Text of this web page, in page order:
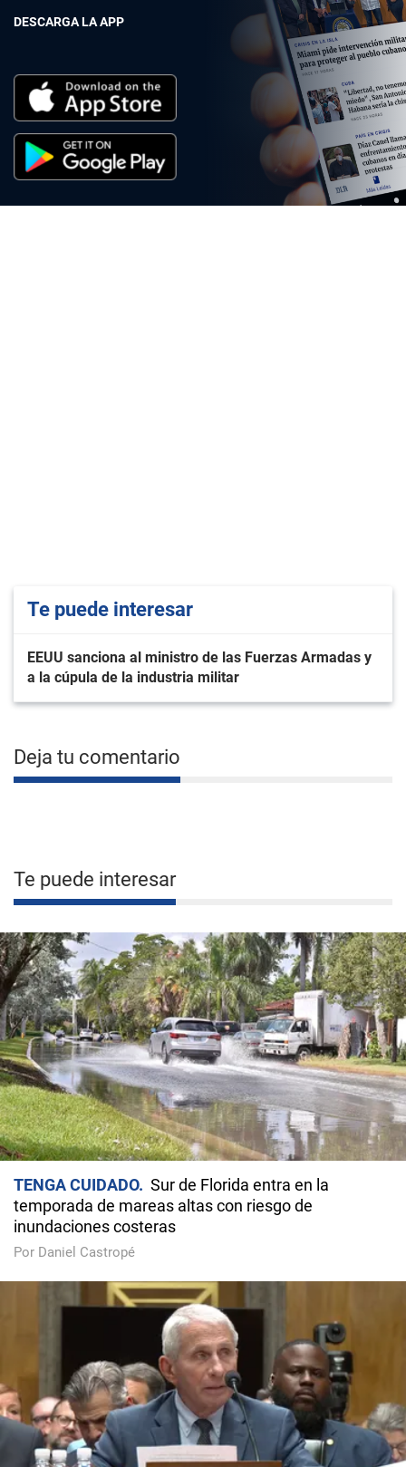
DESCARGA LA APP
Te puede interesar
EEUU sanciona al ministro de las Fuerzas Armadas y
a la cúpula de la industria militar
Deja tu comentario
Te puede interesar
TENGA CUIDADO
Sur de Florida entra en la
temporada de mareas altas con riesgo de
inundaciones costeras
Por Daniel Castropé